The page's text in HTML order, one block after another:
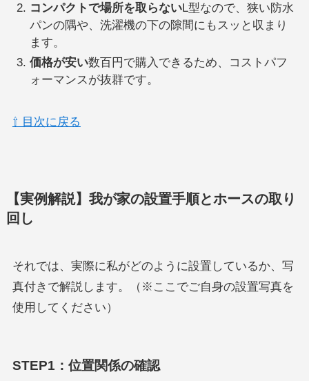
コンパクトで場所を取らないL型なので、狭い防水
パンの隅や、洗濯機の下の隙間にもスッと収まり
ます。
価格が安い数百円で購入できるため、コストパフ
ォーマンスが抜群です。
⇧ 目次に戻る
【実例解説】我が家の設置手順とホースの取り
回し
それでは、実際に私がどのように設置しているか、写
真付きで解説します。（※ここでご自身の設置写真を
使用してください）
STEP1：位置関係の確認